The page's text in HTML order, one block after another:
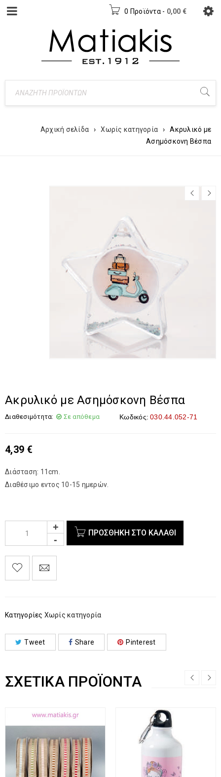
0 Προϊόντα - 0,00 €
Αρχική σελίδα › Χωρίς κατηγορία ›
Ακρυλικό με
Ασημόσκονη Βέσπα
Ακρυλικό με Ασημόσκονη Βέσπα
Διαθεσιμότητα: Σε απόθεμα Κωδικός: 030.44.052-71
4,39 €
Διάσταση: 11cm.
Διαθέσιμο εντος 10-15 ημερών.
ΠΡΟΣΘΉΚΗ ΣΤΟ ΚΑΛΆΘΙ
Κατηγορίες Χωρίς κατηγορία
Tweet Share Pinterest
ΣΧΕΤΙΚΆ ΠΡΟΪΌΝΤΑ